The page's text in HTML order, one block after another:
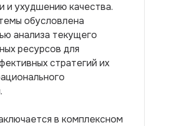
и ухудшению качества.
обусловлена
анализа текущего
ресурсов для
стратегий их
в комплексном